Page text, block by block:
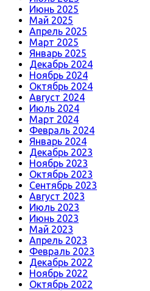
Июнь 2025
Май 2025
Апрель 2025
Март 2025
Январь 2025
Декабрь 2024
Ноябрь 2024
Октябрь 2024
Август 2024
Июль 2024
Март 2024
Февраль 2024
Январь 2024
Декабрь 2023
Ноябрь 2023
Октябрь 2023
Сентябрь 2023
Август 2023
Июль 2023
Июнь 2023
Май 2023
Апрель 2023
Февраль 2023
Декабрь 2022
Ноябрь 2022
Октябрь 2022